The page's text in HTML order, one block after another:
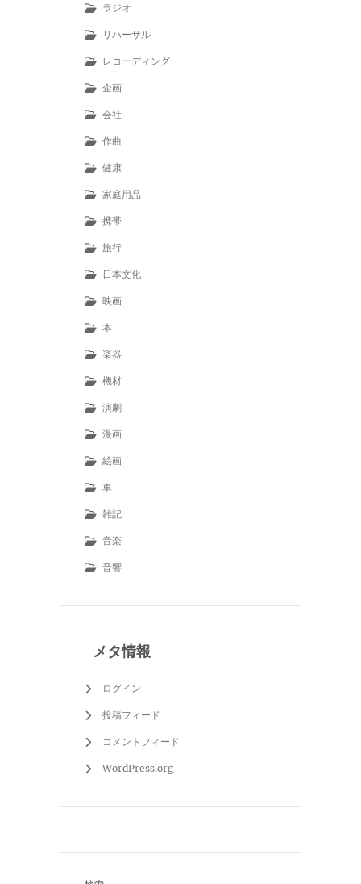
ラジオ
リハーサル
レコーディング
企画
会社
作曲
健康
家庭用品
携帯
旅行
日本文化
映画
本
楽器
機材
演劇
漫画
絵画
車
雑記
音楽
音響
メタ情報
ログイン
投稿フィード
コメントフィード
WordPress.org